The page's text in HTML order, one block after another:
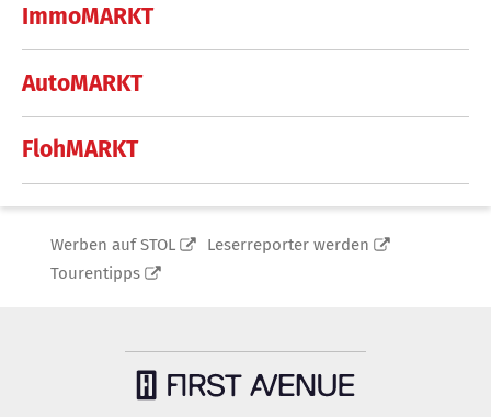
ImmoMARKT
AutoMARKT
FlohMARKT
Werben auf STOL
Leserreporter werden
Tourentipps